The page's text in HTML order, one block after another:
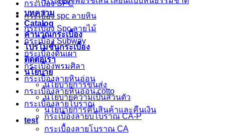
บทความ
Catalog
คำนวณกระเบื้อง
โปรโมชั่นกระเบื้อง
ติดต่อเรา
นโยบาย
นโยบายการขนส่ง
นโยบายความเป็นส่วนตัว
นโยบายการคืนสินค้าและคืนเงิน
test
กระเบื้อง SPC
กระเบื้อง spc ลายหิน
กระเบื้อง Spc ลายไม้
กระเบื้อง Subway
กระเบื้องดินเผา
กระเบื้องพรมศิลา
กระเบื้องลายหินอ่อน
กระเบื้องลายหินอ่อน cotto
กระเบื้องลายโบราณ
กระเบื้องลายบโบราณ CA-P
กระเบื้องลายโบราณ CA